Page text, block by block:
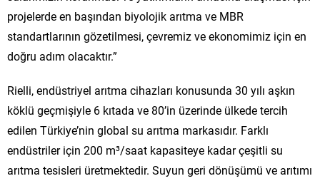
projelerde en başından biyolojik arıtma ve MBR
standartlarının gözetilmesi, çevremiz ve ekonomimiz için en
doğru adım olacaktır.”
Rielli, endüstriyel arıtma cihazları konusunda 30 yılı aşkın
köklü geçmişiyle 6 kıtada ve 80’in üzerinde ülkede tercih
edilen Türkiye’nin global su arıtma markasıdır. Farklı
endüstriler için 200 m³/saat kapasiteye kadar çeşitli su
arıtma tesisleri üretmektedir. Suyun geri dönüşümü ve arıtımı